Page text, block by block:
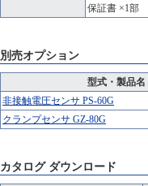
保証書 ×1部
別売オプション
型式・製品名
非接触電圧センサ PS-60G
クランプセンサ GZ-80G
カタログ ダウンロード